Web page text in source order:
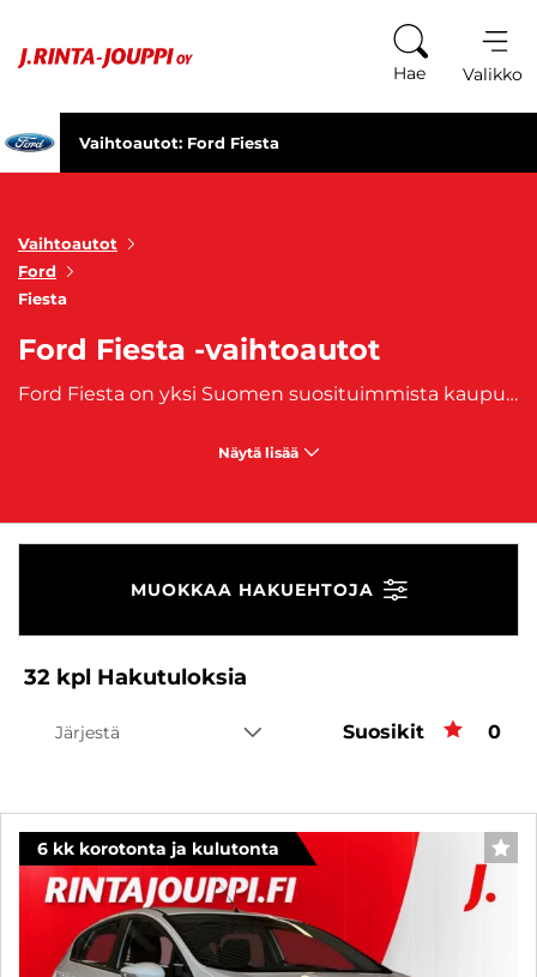
Hae Valikko
Vaihtoautot: Ford Fiesta
Vaihtoautot
Ford
Fiesta
Ford Fiesta -vaihtoautot
Ford Fiesta on yksi Suomen suosituimmista kaupunkiautoista, eikä syyttä. Se yhdistää ketterän ajettavuuden, edullisen kulutuksen ja iloisen, pirteän luonteen. Vuodesta 1976 lähtien valmistettu pikkuauto on yksi suosituimmista pienistä henkilöautoista. Tilava ja luotettava Ford Fiesta auto takaa matkasi sujuvan etenemisen, sekä turvallisuuden. Ford Fiesta -vaihtoautojen valikoimastamme löydät laadukkaat yksilöt, jotka sopivat niin ensiautoksi, työmatkoille kuin koko perheen arkeen.
Näytä lisää
MUOKKAA HAKUEHTOJA
32 kpl Hakutuloksia
Järjestä Suosikit 0
6 kk korotonta ja kulutonta